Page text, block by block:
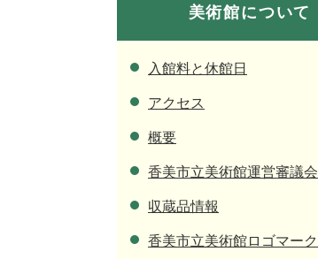
美術館について
入館料と休館日
アクセス
概要
香美市立美術館運営審議会
収蔵品情報
香美市立美術館ロゴマーク